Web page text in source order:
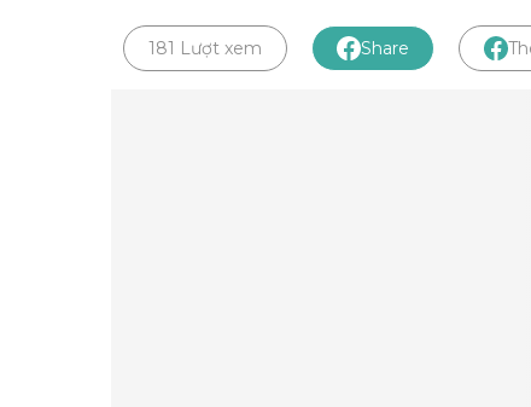
181 Lượt xem Share